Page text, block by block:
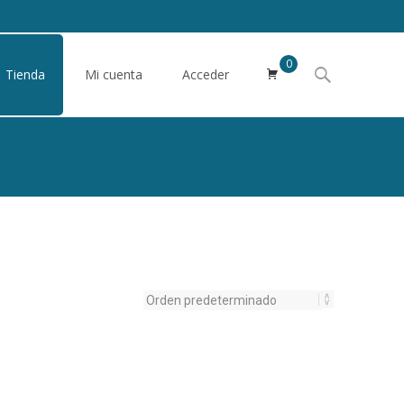
Tienda Mi cuenta Acceder
0
Buscar
por: